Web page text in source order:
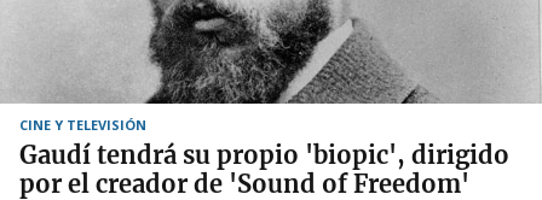
CINE Y TELEVISIÓN
Gaudí tendrá su propio 'biopic', dirigido
por el creador de 'Sound of Freedom'